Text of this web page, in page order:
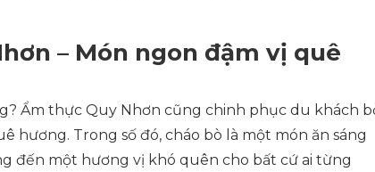
– Món ngon đậm vị quê
Ẩm thực Quy Nhơn cũng chinh phục du khách
hương. Trong số đó, cháo bò là một món ăn sáng
đến một hương vị khó quên cho bất cứ ai từng